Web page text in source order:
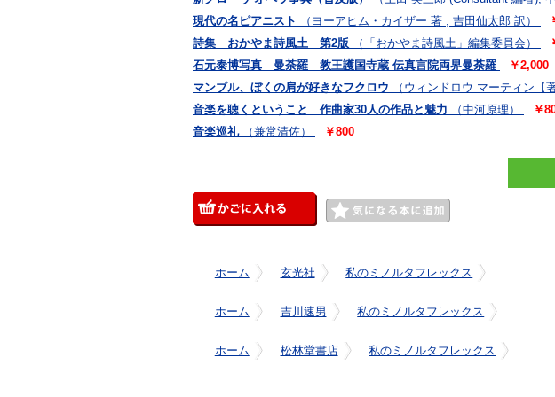
現代の名ピアニスト
（ヨーアヒム・カイザー 著 ; 吉田仙太郎 訳）
詩集 おかやま詩風土 第2版
（「おかやま詩風土」編集委員会）
石元泰博写真 曼荼羅 教王護国寺蔵 伝真言院両界曼荼羅
￥2,000
マンブル、ぼくの肩が好きなフクロウ
（ウィンドロウ マーティン【
音楽を聴くということ 作曲家30人の作品と魅力
（中河原理）
￥
音楽巡礼
（兼常清佐） ￥800
ホーム 玄光社 私のミノルタフレックス
ホーム 吉川速男 私のミノルタフレックス
ホーム 松林堂書店 私のミノルタフレックス